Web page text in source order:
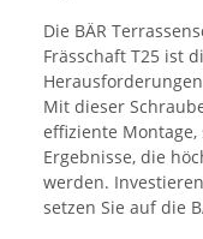
Die BÄR
Frässchaft T25 ist
Mit dieser
effiziente
Ergebnisse, die
werden.
setzen Sie auf die